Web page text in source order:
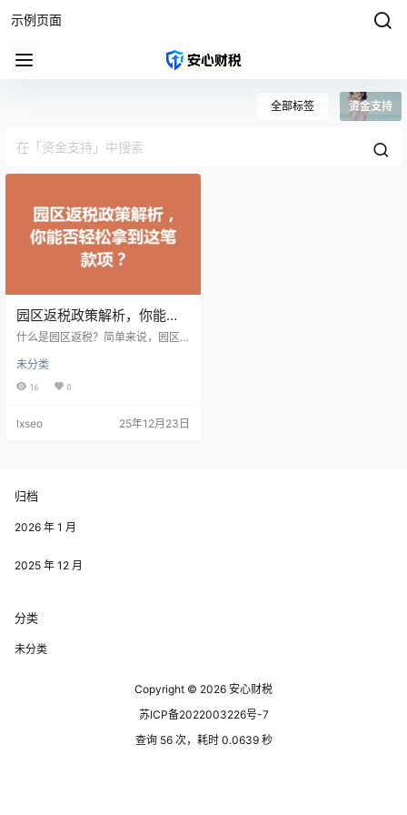
示例页面
全部标签 资金支持
园区返税政策解析，你能否
轻松拿到这笔款项？
什么是园区返税？简单来说，园区
定园区内注册的企业，为了促进地
区经济发展，对其缴纳的某些税收
驻园区，推动创新和发展。 你能否
内注册，符合当地政府设定的产业
策细则…
未分类
16 0
lxseo 25年12月23日
归档
2026 年 1 月
2025 年 12 月
分类
未分类
Copyright © 2026 安心财税
苏ICP备2022003226号-7
查询 56 次，耗时 0.0639 秒